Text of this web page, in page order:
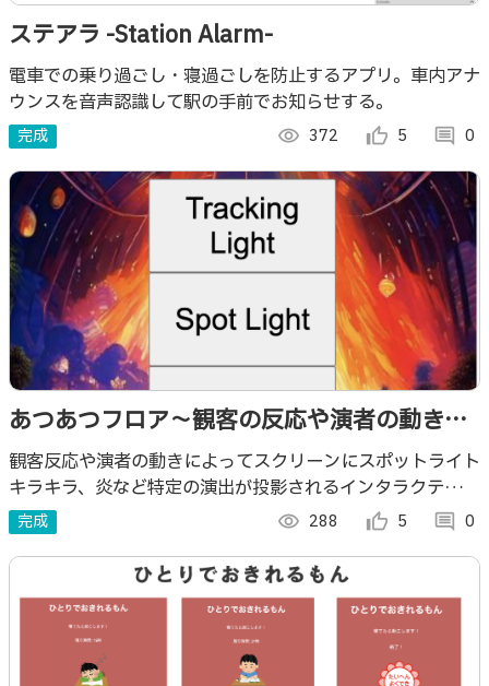
ステアラ -Station Alarm-
電車での乗り過ごし・寝過ごしを防止するアプリ。車内アナ
ウンスを音声認識して駅の手前でお知らせする。
完成 visibility 372 thumb_up_alt 5 comment 0
あつあつフロア〜観客の反応や演者の動きに
合わせて変化する演出装置〜
観客反応や演者の動きによってスクリーンにスポットライト
キラキラ、炎など特定の演出が投影されるインタラクティブ
演出装置
完成 visibility 288 thumb_up_alt 5 comment 0